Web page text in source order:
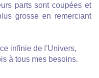
parts sont coupées et
grosse en remerciant
infinie de l'Univers,
à tous mes besoins.